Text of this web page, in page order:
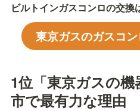
ビルトインガスコンロの交換
東京ガスのガスコ
1位「東京ガスの
市で最有力な理由